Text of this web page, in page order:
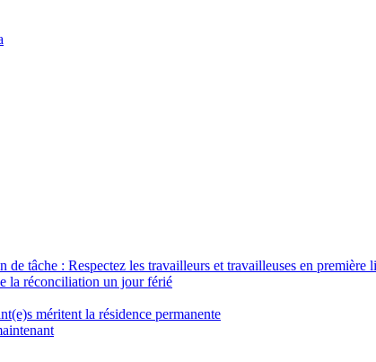
tâche : Respectez les travailleurs et travailleuses en première
la réconciliation un jour férié
méritent la résidence permanente